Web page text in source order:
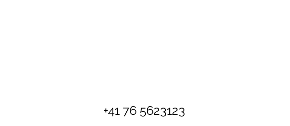
+41 76 5623123